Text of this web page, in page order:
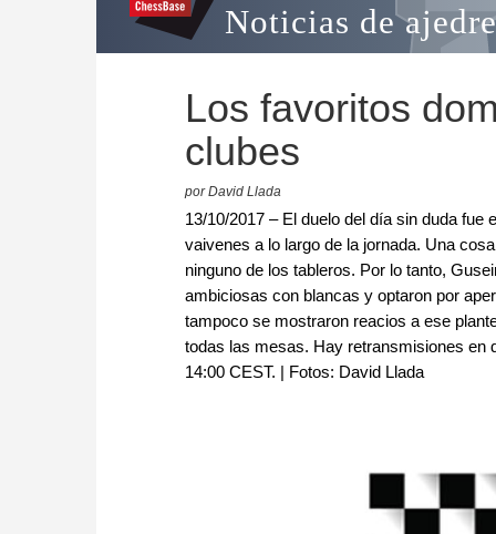
Noticias de
Los favoritos
clubes
por David Llada
13/10/2017 – El duelo del día sin duda
vaivenes a lo largo de la jornada. Una
ninguno de los tableros. Por lo tanto,
ambiciosas con blancas y optaron por
tampoco se mostraron reacios a ese
todas las mesas. Hay retransmisiones en
14:00 CEST. | Fotos: David Llada